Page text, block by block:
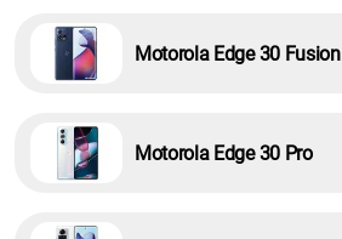
Motorola Edge 30 Fusion
Motorola Edge 30 Pro